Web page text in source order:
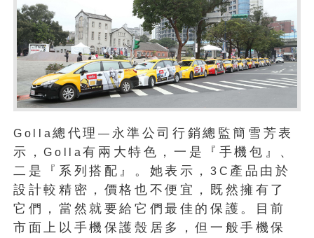
Golla總代理 — 永準公司行銷總監簡雪芳表
示，Golla有兩大特色，一是『手機包』、
二是『系列搭配』。她表示， 3C 產品由於
設計較精密，價格也不便宜，既然擁有了
它們，當然就要給它們最佳的保護。目前
市面上以手機保護殼居多，但一般手機保